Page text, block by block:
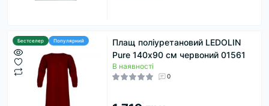
Бестселер Популярний
Плащ поліуретановий LEDOLIN
Pure 140х90 см червоний 01561
В наявності
0